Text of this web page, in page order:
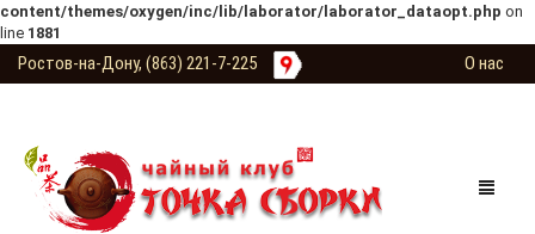
content/themes/oxygen/inc/lib/laborator/laborator_dataopt.php on
line 1881
Ростов-на-Дону, (863) 221-7-225 О нас